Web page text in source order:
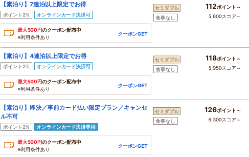
【素泊り】7連泊以上限定でお得
ポイント2% オンラインカード決済可
最大500円のクーポン配布中
※利用条件あり
クーポンGET
セミダブル
食事なし
112ポイント～
5,600スコア～
【素泊り】4連泊以上限定でお得
ポイント2% オンラインカード決済可
最大500円のクーポン配布中
※利用条件あり
クーポンGET
セミダブル
食事なし
118ポイント～
5,950スコア～
【素泊り】即決／事前カード払い限定プラン／キャンセ
ル不可
ポイント2% オンラインカード決済専用
最大500円のクーポン配布中
※利用条件あり
クーポンGET
セミダブル
食事なし
126ポイント～
6,300スコア～